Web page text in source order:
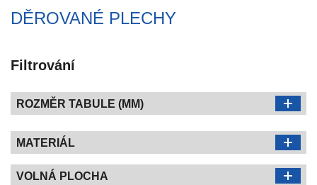
DĚROVANÉ PLECHY
Filtrování
ROZMĚR TABULE (MM)
MATERIÁL
VOLNÁ PLOCHA